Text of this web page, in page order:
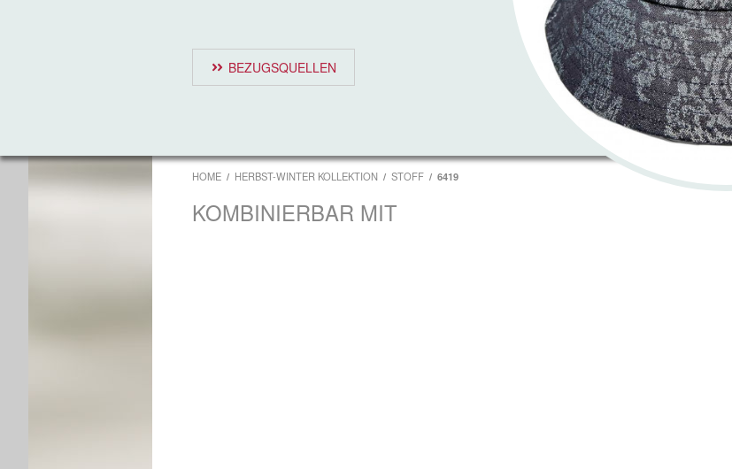
BEZUGSQUELLEN
HOME HERBST-WINTER KOLLEKTION STOFF 6419
KOMBINIERBAR MIT